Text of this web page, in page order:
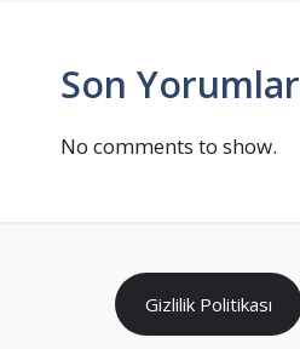
Son Yorumlar
No comments to show.
Gizlilik Politikası